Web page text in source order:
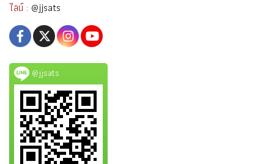
ไลน์ : @jjsats
@jjsats